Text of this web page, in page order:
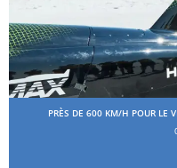
PRÈS DE 600 KM/H POUR LE